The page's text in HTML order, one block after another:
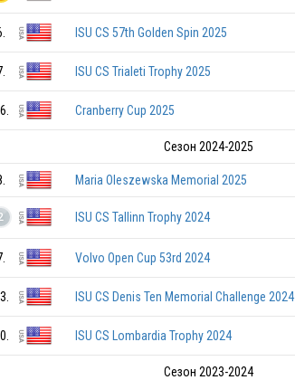
ISU CS 57th Golden Spin 2025
ISU CS Trialeti Trophy 2025
Cranberry Cup 2025
Сезон 2024-2025
Maria Oleszewska Memorial 2025
ISU CS Tallinn Trophy 2024
Volvo Open Cup 53rd 2024
ISU CS Denis Ten Memorial Challenge 2024
ISU CS Lombardia Trophy 2024
Сезон 2023-2024